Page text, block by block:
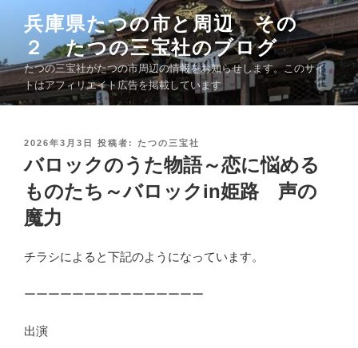
ン
ツ
へ
兵庫県たつの市と周辺 その
２ たつの三宝社のブログ
たつの三宝社がたつの市周辺の情報をお知らせします。このサイ
トはアフィリエイト広告を掲載しています
投
日
2026年3月3日 投稿者: たつの三宝社
バロックのうた物語～恋に悩める
ものたち～バロックin姫路 声の
魔力
チラシによると下記のようになっています。
ーーーーーーーーーーーーーーー
出演